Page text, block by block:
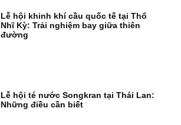
Lễ hội khinh khí cầu quốc tế tại Thổ
Nhĩ Kỳ: Trải nghiệm bay giữa thiên
đường
Lễ hội té nước Songkran tại Thái Lan:
Những điều cần biết